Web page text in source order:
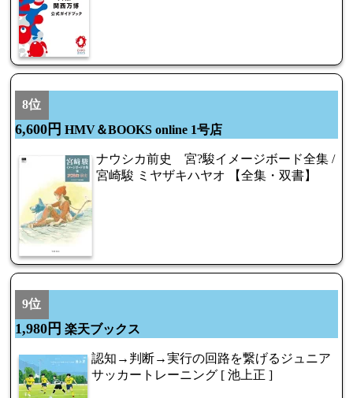
8位
6,600円 HMV＆BOOKS online 1号店
ナウシカ前史 宮?駿イメージボード全集 /
宮崎駿 ミヤザキハヤオ 【全集・双書】
9位
1,980円 楽天ブックス
認知→判断→実行の回路を繋げるジュニア
サッカートレーニング [ 池上正 ]